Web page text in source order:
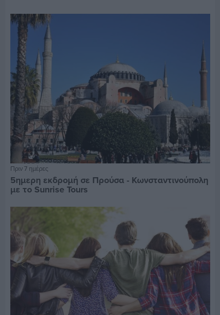
Πριν 7 ημέρες
5ημερη εκδρομή σε Προύσα - Κωνσταντινούπολη
με το Sunrise Tours